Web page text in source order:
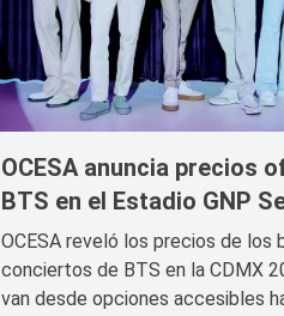
OCESA anuncia precios
BTS en el Estadio GNP
OCESA reveló los precios de los
conciertos de BTS en la CDMX
van desde opciones accesibles